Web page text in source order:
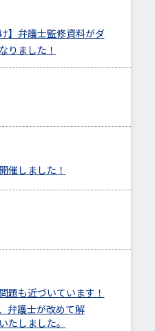
】弁護士監修資料がダ
りました！
催しました！
題も近づいています！
弁護士が改めて解
たしました。